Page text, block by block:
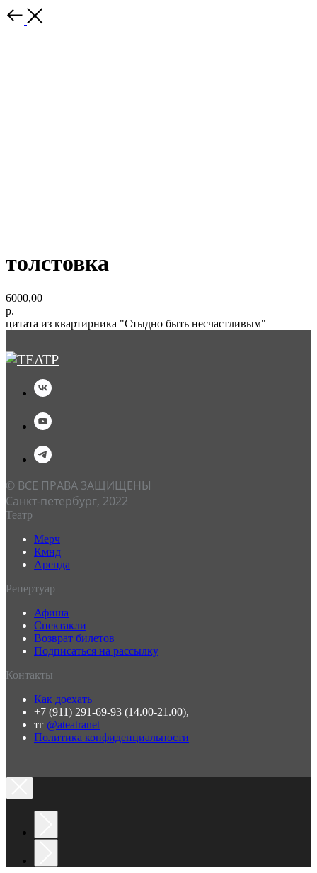
толстовка
6000,00
р.
цитата из квартирника "Стыдно быть несчастливым"
© ВСЕ ПРАВА ЗАЩИЩЕНЫ
Санкт-петербург, 2022
Театр
Мерч
Кмнд
Аренда
Репертуар
Афиша
Спектакли
Возврат билетов
Подписаться на рассылку
Контакты
Как доехать
+7 (911) 291-69-93 (14.00-21.00),
тг @ateatranet
Политика конфиденциальности